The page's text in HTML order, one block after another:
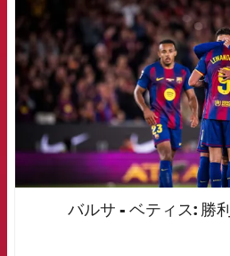
バルサ - ベティス: 勝